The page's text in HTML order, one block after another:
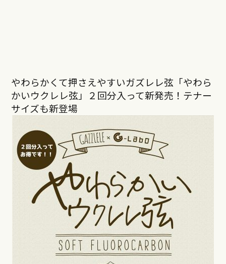
やわらかくて押さえやすいガズレレ弦「やわら
かいウクレレ弦」２回分入って新発売！テナー
サイズも新登場